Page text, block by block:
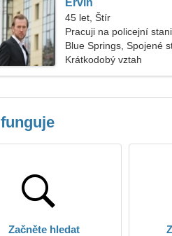
Ervin
45 let, Štír
Pracuji na policejní
romantickou ženu
Blue Springs, Spojené
Krátkodobý vztah
Začněte hledat